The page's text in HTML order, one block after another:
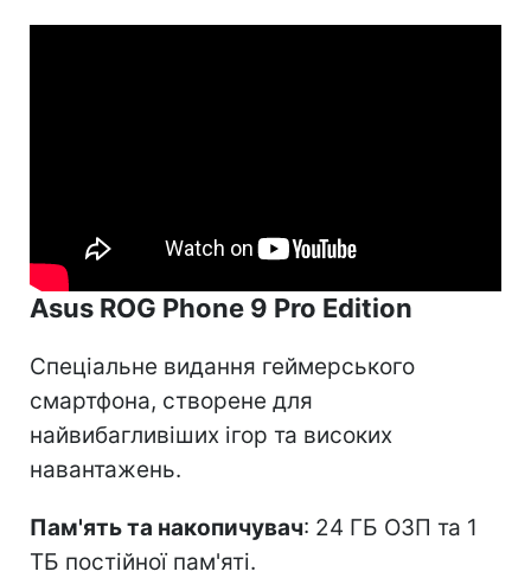
Asus ROG Phone 9 Pro Edition
Спеціальне видання геймерського
смартфона, створене для
найвибагливіших ігор та високих
навантажень.
Пам'ять та накопичувач: 24 ГБ ОЗП та 1
ТБ постійної пам'яті.